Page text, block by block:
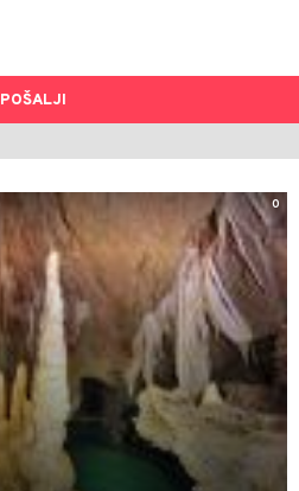
POŠALJI
0